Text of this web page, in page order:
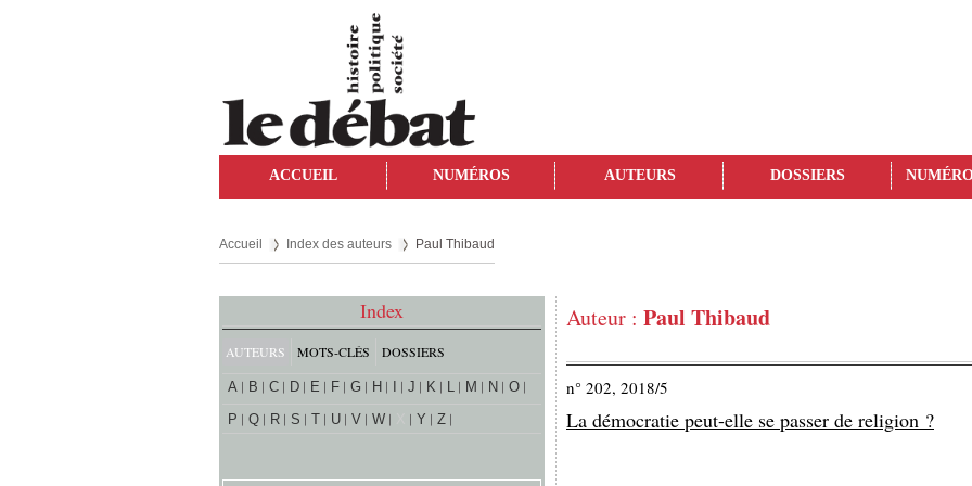
ACCUEIL NUMÉROS AUTEURS DOSSIERS
Accueil Index des auteurs Paul Thibaud
Index
AUTEURS MOTS-CLÉS DOSSIERS
A B C D E F G H J K L M N
O
P
Q R S T U V W Y Z
Auteur : Paul Thibaud
n° 202, 2018/5
La démocratie peut-elle se passer de religion ?